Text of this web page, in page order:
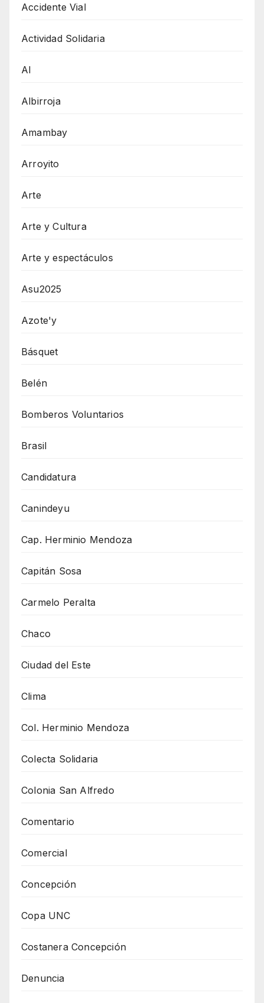
Accidente Vial
Actividad Solidaria
AI
Albirroja
Amambay
Arroyito
Arte
Arte y Cultura
Arte y espectáculos
Asu2025
Azote'y
Básquet
Belén
Bomberos Voluntarios
Brasil
Candidatura
Canindeyu
Cap. Herminio Mendoza
Capitán Sosa
Carmelo Peralta
Chaco
Ciudad del Este
Clima
Col. Herminio Mendoza
Colecta Solidaria
Colonia San Alfredo
Comentario
Comercial
Concepción
Copa UNC
Costanera Concepción
Denuncia